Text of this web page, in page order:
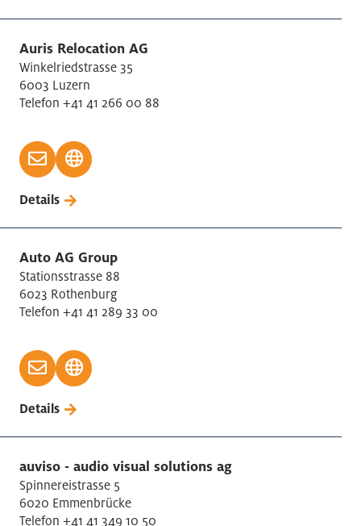
Auris Relocation AG
Winkelriedstrasse 35
6003 Luzern
Telefon +41 41 266 00 88
Details
Auto AG Group
Stationsstrasse 88
6023 Rothenburg
Telefon +41 41 289 33 00
Details
auviso - audio visual solutions ag
Spinnereistrasse 5
6020 Emmenbrücke
Telefon +41 41 349 10 50